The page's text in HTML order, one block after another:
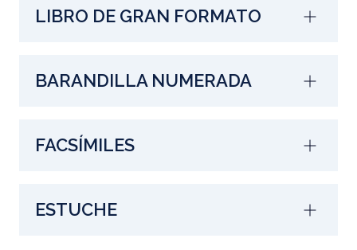
LIBRO DE GRAN FORMATO
BARANDILLA NUMERADA
FACSÍMILES
ESTUCHE